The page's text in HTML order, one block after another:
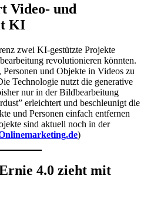
Video- und
KI
zwei KI-gestützte Projekte
revolutionieren könnten.
und Objekte in Videos zu
Technologie nutzt die generative
nur in der Bildbearbeitung
erleichtert und beschleunigt die
und Personen einfach entfernen
sind aktuell noch in der
)
4.0 zieht mit